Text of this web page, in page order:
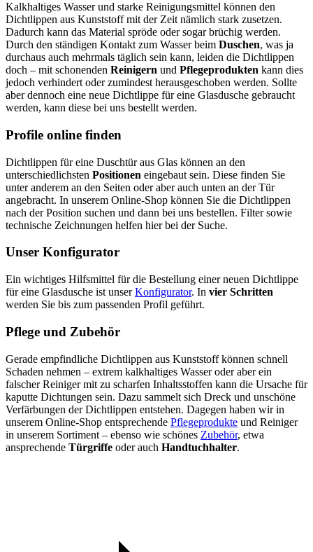
Kalkhaltiges Wasser und starke Reinigungsmittel können den
Dichtlippen aus Kunststoff mit der Zeit nämlich stark zusetzen.
Dadurch kann das Material spröde oder sogar brüchig werden.
Durch den ständigen Kontakt zum Wasser beim Duschen, was ja
durchaus auch mehrmals täglich sein kann, leiden die Dichtlippen
doch – mit schonenden Reinigern und Pflegeprodukten kann dies
jedoch verhindert oder zumindest herausgeschoben werden. Sollte
aber dennoch eine neue Dichtlippe für eine Glasdusche gebraucht
werden, kann diese bei uns bestellt werden.
Profile online finden
Dichtlippen für eine Duschtür aus Glas können an den
unterschiedlichsten Positionen eingebaut sein. Diese finden Sie
unter anderem an den Seiten oder aber auch unten an der Tür
angebracht. In unserem Online-Shop können Sie die Dichtlippen
nach der Position suchen und dann bei uns bestellen. Filter sowie
technische Zeichnungen helfen hier bei der Suche.
Unser Konfigurator
Ein wichtiges Hilfsmittel für die Bestellung einer neuen Dichtlippe
für eine Glasdusche ist unserKonfigurator. In vier Schritten
werden Sie bis zum passenden Profil geführt.
Pflege und Zubehör
Gerade empfindliche Dichtlippen aus Kunststoff können schnell
Schaden nehmen – extrem kalkhaltiges Wasser oder aber ein
falscher Reiniger mit zu scharfen Inhaltsstoffen kann die Ursache für
kaputte Dichtungen sein. Dazu sammelt sich Dreck und unschöne
Verfärbungen der Dichtlippen entstehen. Dagegen haben wir in
unserem Online-Shop entsprechende Pflegeprodukte und Reiniger
in unserem Sortiment – ebenso wie schönes Zubehör, etwa
ansprechende Türgriffe oder auch Handtuchhalter.